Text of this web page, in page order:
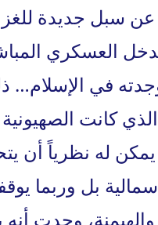
عن سبل جديدة
العسكري
في الإسلام…
كانت
له نظرياً أن
بل وربما
والهيمنة، وجدت